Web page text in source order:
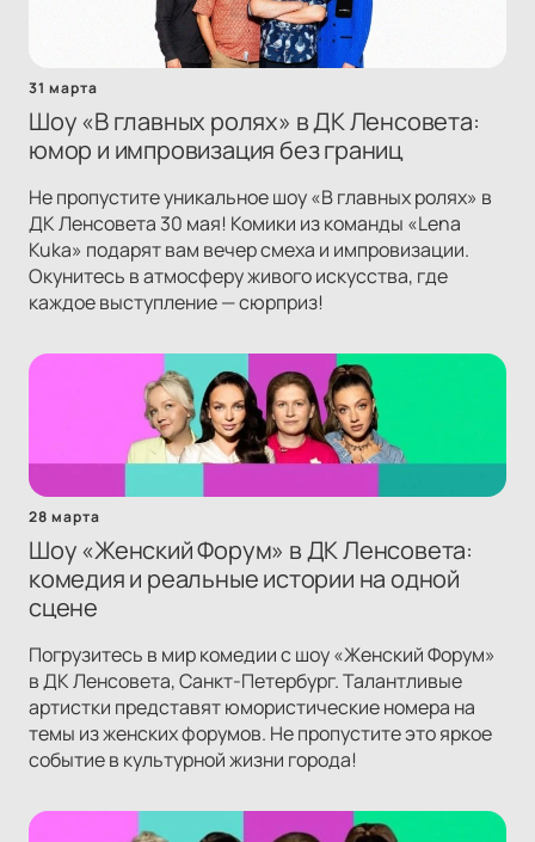
31 марта
Шоу «В главных ролях» в ДК Ленсовета:
юмор и импровизация без границ
Не пропустите уникальное шоу «В главных ролях» в
ДК Ленсовета 30 мая! Комики из команды «Lena
Kuka» подарят вам вечер смеха и импровизации.
Окунитесь в атмосферу живого искусства, где
каждое выступление — сюрприз!
28 марта
Шоу «Женский Форум» в ДК Ленсовета:
комедия и реальные истории на одной
сцене
Погрузитесь в мир комедии с шоу «Женский Форум»
в ДК Ленсовета, Санкт-Петербург. Талантливые
артистки представят юмористические номера на
темы из женских форумов. Не пропустите это яркое
событие в культурной жизни города!